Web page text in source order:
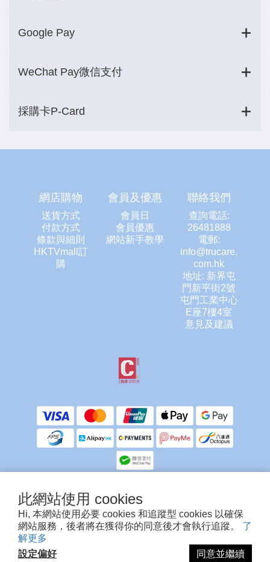
此網站使用 cookies
Hi, 本網站使用必要 cookies 和追蹤型 cookies 以確保
網站服務，後者將在獲得你的同意後才會執行追蹤。 了
解更多
設定偏好
同意並繼續
Google Pay
WeChat Pay微信支付
採購卡P-Card
網店購物
送貨方式
付款方式
條款與細則
HKTVmall訂
購
會員及優惠
會員日
會員優惠
網站新手教學
聯絡我們
查詢電話:
26481888
電郵:
info@trucare.
com.hk
地址: 新界屯
門新平街2號
屯門工業中心
E座7樓4室
意見及建議
提提你，客服不會使用任何方式向你索取信用卡/提款卡資料或密碼。
除銀行ATM付款需要上傳入數紙人工確認外，其他付款方式為系統自動確認，多謝留
意🙏